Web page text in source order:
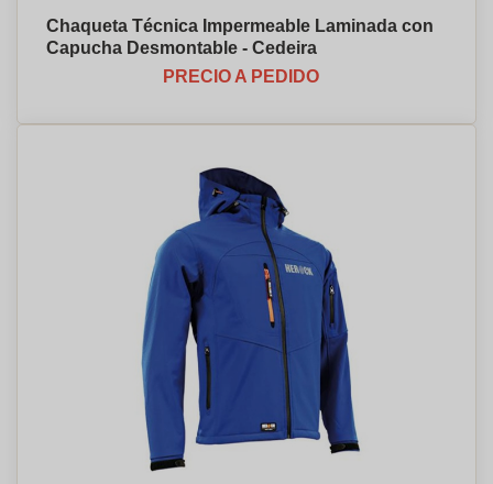
Chaqueta Técnica Impermeable Laminada con
Capucha Desmontable - Cedeira
PRECIO A PEDIDO